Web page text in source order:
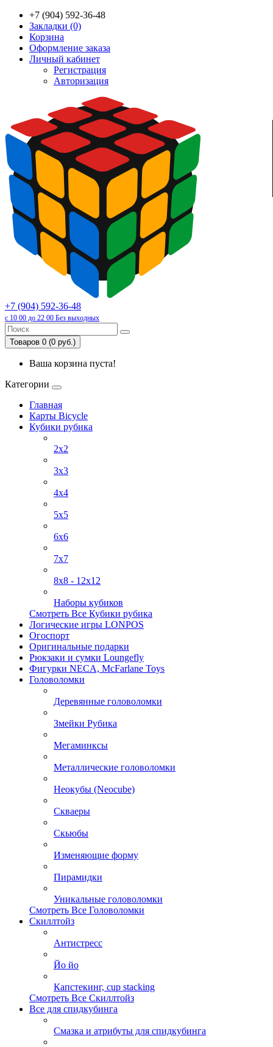
+7 (904) 592-36-48
Закладки (0)
Корзина
Оформление заказа
Личный кабинет
Регистрация
Авторизация
+7 (904) 592-36-48
с 10 00 до 22 00 Без выходных
Товаров 0 (0 руб.)
Ваша корзина пуста!
Категории
Главная
Карты Bicycle
Кубики рубика
2x2
3x3
4х4
5х5
6х6
7х7
8х8 - 12х12
Наборы кубиков
Смотреть Все Кубики рубика
Логические игры LONPOS
Огоспорт
Оригинальные подарки
Рюкзаки и сумки Loungefly
Фигурки NECA, McFarlane Toys
Головоломки
Деревянные головоломки
Змейки Рубика
Мегаминксы
Металлические головоломки
Неокубы (Neocube)
Скваеры
Скьюбы
Изменяющие форму
Пирамидки
Уникальные головоломки
Смотреть Все Головоломки
Скиллтойз
Антистресс
Йо йо
Капстекинг, cup stacking
Смотреть Все Скиллтойз
Все для спидкубинга
Смазка и атрибуты для спидкубинга